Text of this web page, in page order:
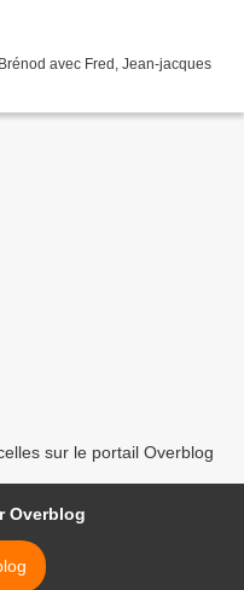
avec Fred, Jean-jacques
sur le portail Overblog
Overblog